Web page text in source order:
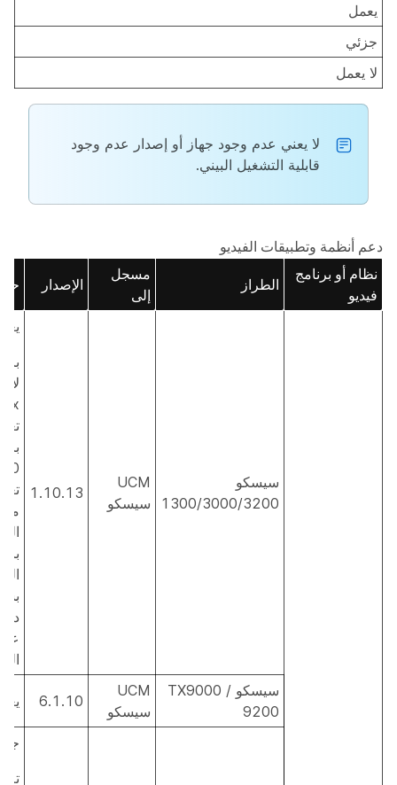
يعمل
جزئي
لا يعمل
لا يعني عدم وجود جهاز أو إصدار عدم وجود
قابلية التشغيل البيني.
دعم أنظمة وتطبيقات الفيديو
نظام أو برنامج
فيديو
الطراز
مسجل
إلى
الإصدار
سيسكو
1300/3000/3200
UCM
سيسكو
1.10.13
سيسكو TX9000 /
9200
UCM
سيسكو
6.1.10
تم